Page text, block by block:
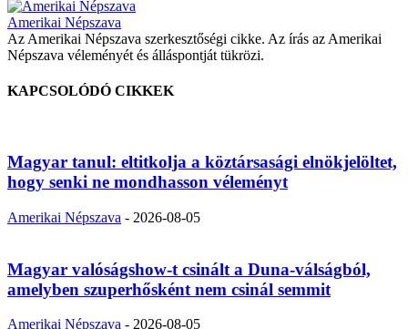
Amerikai Népszava
Az Amerikai Népszava szerkesztőségi cikke. Az írás az Amerikai
Népszava véleményét és álláspontját tükrözi.
KAPCSOLÓDÓ CIKKEK
Magyar tanul: eltitkolja a köztársasági elnökjelöltet,
hogy senki ne mondhasson véleményt
Amerikai Népszava - 2026-08-05
Magyar valóságshow-t csinált a Duna-válságból,
amelyben szuperhősként nem csinál semmit
Amerikai Népszava - 2026-08-05